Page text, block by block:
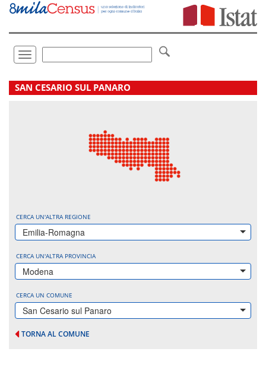
Vai
direttamente
Toggle
navigation
.
SAN CESARIO SUL PANARO
CERCA UN'ALTRA REGIONE
Emilia-Romagna
CERCA UN'ALTRA PROVINCIA
Modena
CERCA UN COMUNE
San Cesario sul Panaro
TORNA AL COMUNE